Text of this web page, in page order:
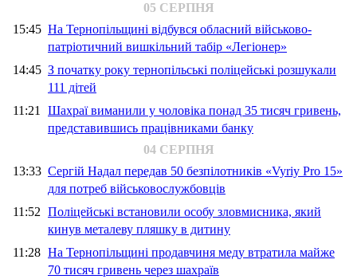
05 СЕРПНЯ
15:45 На Тернопільщині відбувся обласний військово-
патріотичний вишкільний табір «Легіонер»
14:45 З початку року тернопільські поліцейські розшукали
111 дітей
11:21 Шахраї виманили у чоловіка понад 35 тисяч гривень,
представившись працівниками банку
04 СЕРПНЯ
13:33 Сергій Надал передав 50 безпілотників «Vyriy Pro 15»
для потреб військовослужбовців
11:52 Поліцейські встановили особу зловмисника, який
кинув металеву пляшку в дитину
11:28 На Тернопільщині продавчиня меду втратила майже
70 тисяч гривень через шахраїв